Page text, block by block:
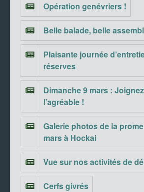
Opération genévriers !
Belle balade, belle
Plaisante journée
réserves
Dimanche 9 mars :
l’agréable !
Galerie photos de la
mars à Hockai
Vue sur nos activités de
Cerfs givrés